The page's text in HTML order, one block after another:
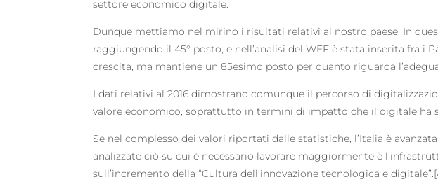
settore economico digitale.
Dunque mettiamo nel mirino i risultati relativi al nostro paese. In
raggiungendo il 45° posto, e nell’analisi del WEF è stata inserita fra
crescita, ma mantiene un 85esimo posto per quanto riguarda
I dati relativi al 2016 dimostrano comunque il percorso di
valore economico, soprattutto in termini di impatto che il digitale ha
Se nel complesso dei valori riportati dalle statistiche, l’Italia è
analizzate ciò su cui è necessario lavorare maggiormente è
sull’incremento della “Cultura dell’innovazione tecnologica e